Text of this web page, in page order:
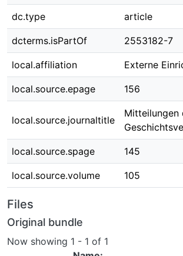
dc.type article
dcterms.isPartOf 2553182-7
local.affiliation Externe
local.source.epage 156
local.source.journaltitle
Mitteilungen
local.source.spage 145
local.source.volume 105
Files
Original bundle
Now showing 1 - 1 of 1